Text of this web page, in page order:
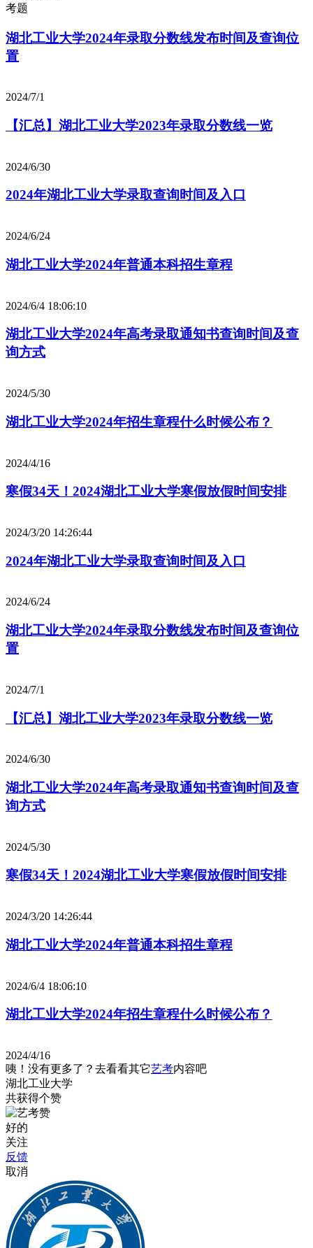
考题
湖北工业大学2024年录取分数线发布时间及查询位
置
2024/7/1
【汇总】湖北工业大学2023年录取分数线一览
2024/6/30
2024年湖北工业大学录取查询时间及入口
2024/6/24
湖北工业大学2024年普通本科招生章程
2024/6/4 18:06:10
湖北工业大学2024年高考录取通知书查询时间及查
询方式
2024/5/30
湖北工业大学2024年招生章程什么时候公布？
2024/4/16
寒假34天！2024湖北工业大学寒假放假时间安排
2024/3/20 14:26:44
2024年湖北工业大学录取查询时间及入口
2024/6/24
湖北工业大学2024年录取分数线发布时间及查询位
置
2024/7/1
【汇总】湖北工业大学2023年录取分数线一览
2024/6/30
湖北工业大学2024年高考录取通知书查询时间及查
询方式
2024/5/30
寒假34天！2024湖北工业大学寒假放假时间安排
2024/3/20 14:26:44
湖北工业大学2024年普通本科招生章程
2024/6/4 18:06:10
湖北工业大学2024年招生章程什么时候公布？
2024/4/16
咦！没有更多了？去看看其它艺考内容吧
湖北工业大学
共获得个赞
好的
关注
反馈
取消